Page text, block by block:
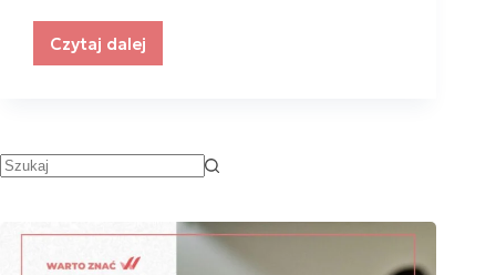
Czytaj dalej
Polka
o
sile
wspólnoty
na
emigracji